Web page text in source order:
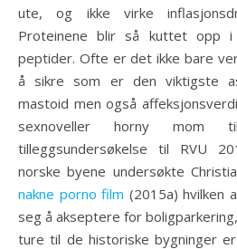
ute, og ikke virke
Proteinene blir så kuttet opp
peptider. Ofte er det ikke bare
å sikre som er den viktigste
mastoid men også
sexnoveller horny
tilleggsundersøkelse til RVU
norske byene undersøkte
nakne porno film (2015a) hvilken
seg å akseptere for
ture til de historiske bygninger